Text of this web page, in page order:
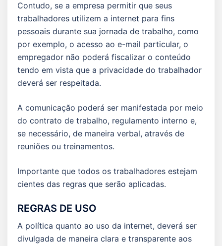
Contudo, se a empresa permitir que seus
trabalhadores utilizem a internet para fins
pessoais durante sua jornada de trabalho, como
por exemplo, o acesso ao e-mail particular, o
empregador não poderá fiscalizar o conteúdo
tendo em vista que a privacidade do trabalhador
deverá ser respeitada.
A comunicação poderá ser manifestada por meio
do contrato de trabalho, regulamento interno e,
se necessário, de maneira verbal, através de
reuniões ou treinamentos.
Importante que todos os trabalhadores estejam
cientes das regras que serão aplicadas.
REGRAS DE USO
A política quanto ao uso da internet, deverá ser
divulgada de maneira clara e transparente aos